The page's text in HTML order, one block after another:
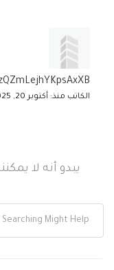
الكاتب منذ: أكتوبر 20, 2025
يبدو أنه لا